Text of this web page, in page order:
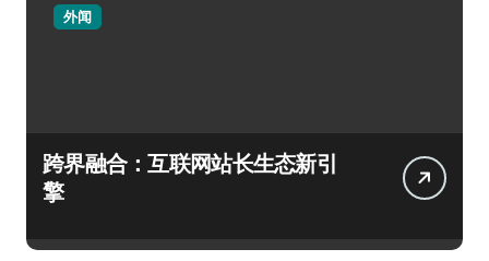
外闻
跨界融合：互联网站长生态新引
擎